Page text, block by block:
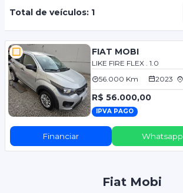
Total de veículos: 1
FIAT MOBI
LIKE FIRE FLEX . 1.0
56.000 Km
2023
R$ 56.000,00
IPVA PAGO
Financiar Whatsapp
Fiat Mobi